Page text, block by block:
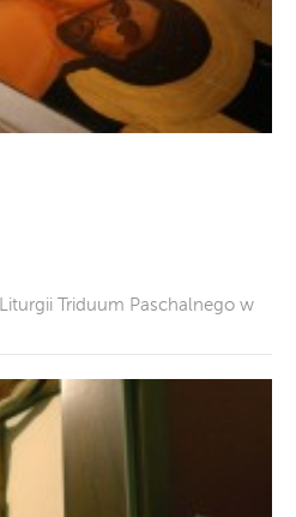
Triduum Paschalnego w